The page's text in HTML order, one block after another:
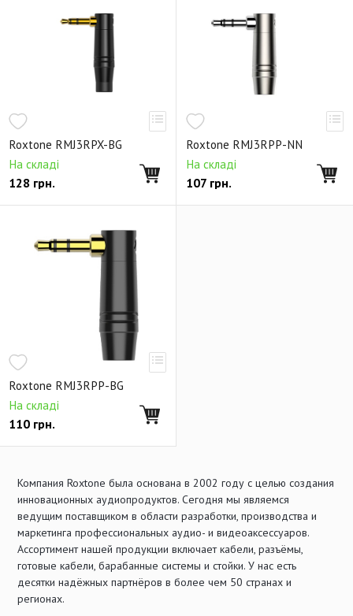
Авиационные коннекторы
Аксессуары для панельных коннекторов
Коммутационные панели
Roxtone RMJ3RPX-BG
На складі
128 грн.
Roxtone RMJ3RPP-NN
На складі
107 грн.
Roxtone RMJ3RPP-BG
На складі
110 грн.
Компания Roxtone была основана в 2002 году с целью создания
инновационных аудиопродуктов. Сегодня мы являемся
ведущим поставщиком в области разработки, производства и
маркетинга профессиональных аудио- и видеоаксессуаров.
Ассортимент нашей продукции включает кабели, разъёмы,
готовые кабели, барабанные системы и стойки. У нас есть
десятки надёжных партнёров в более чем 50 странах и
регионах.